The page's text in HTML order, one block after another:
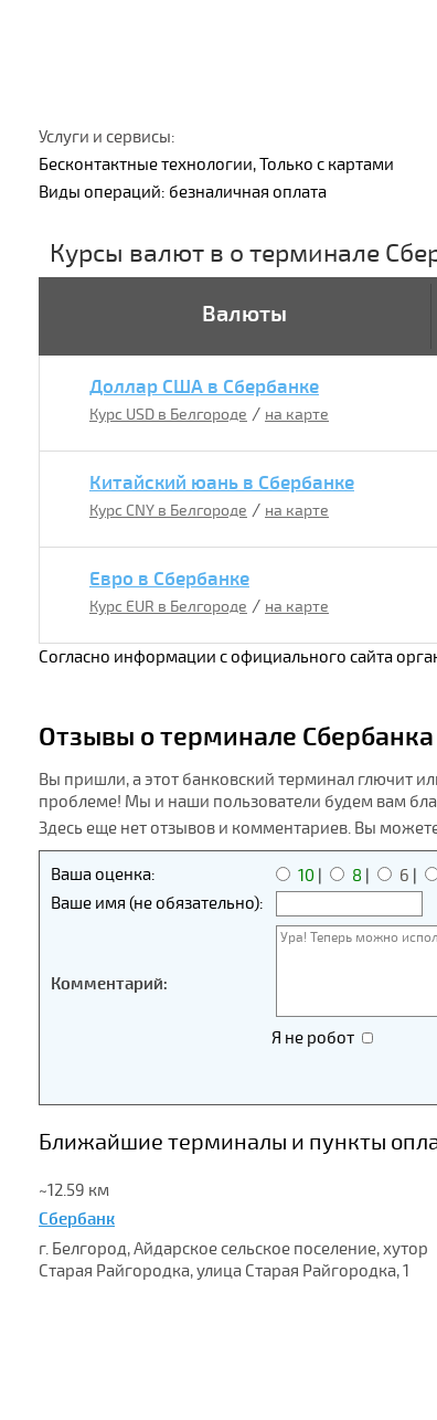
Услуги и сервисы:
Бесконтактные технологии, Только с картами
Виды операций: безналичная оплата
Курсы валют в о терминале
Валюты
Доллар США в Сбербанке
Курс USD в Белгороде / на карте
Китайский юань в Сбербанке
Курс CNY в Белгороде / на карте
Евро в Сбербанке
Курс EUR в Белгороде / на карте
Согласно информации с официального сайта
Отзывы о терминале Сбербанка
Вы пришли, а этот банковский терминал глючит
проблеме! Мы и наши пользователи будем вам
Здесь еще нет отзывов и комментариев. Вы
Ваша оценка: 10 8 6
Ваше имя (не обязательно):
Комментарий:
Я не робот
Ближайшие терминалы и пункты
~12.59 км
Сбербанк
г. Белгород, Айдарское сельское поселение, хутор
Старая Райгородка, улица Старая Райгородка, 1